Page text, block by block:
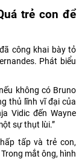
trẻ con để
công khai bày tỏ
Phát biểu
không có Bruno
thủ lĩnh vĩ đại của
Vidic đến Wayne
sự thụt lùi.”
tấp và trẻ con,
mắt ông, hình